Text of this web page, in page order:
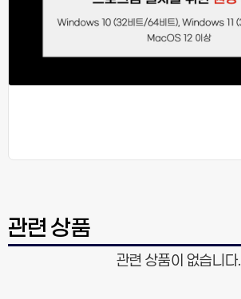
관련 상품
관련 상품이 없습니다.